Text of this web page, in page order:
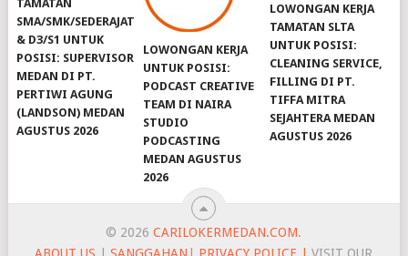
TAMATAN
SMA/SMK/SEDERAJAT
& D3/S1 UNTUK
POSISI: SUPERVISOR
MEDAN DI PT.
PERTIWI AGUNG
(LANDSON) MEDAN
AGUSTUS 2026
LOWONGAN KERJA
UNTUK POSISI:
PODCAST CREATIVE
TEAM DI NAIRA
STUDIO
PODCASTING
MEDAN AGUSTUS
2026
LOWONGAN KERJA
TAMATAN SLTA
UNTUK POSISI:
CLEANING SERVICE,
FILLING DI PT.
TIFFA MITRA
SEJAHTERA MEDAN
AGUSTUS 2026
© 2026CARILOKERMEDAN.COM.